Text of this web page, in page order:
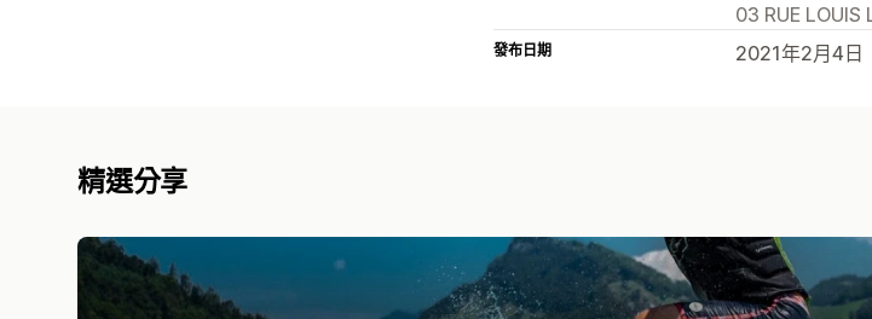
03 RUE LOUIS
發布日期 2021年2月4日
精選分享